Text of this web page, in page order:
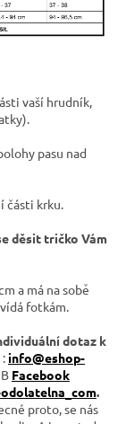
vaší hrudník,
pasu nad
krku.
děsit tričko Vám
a má na sobě
fotkám.
dotaz k
info@eshop-
Facebook
.
proto, se nás